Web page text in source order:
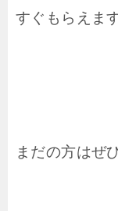
すぐもらえま
まだの方はぜ